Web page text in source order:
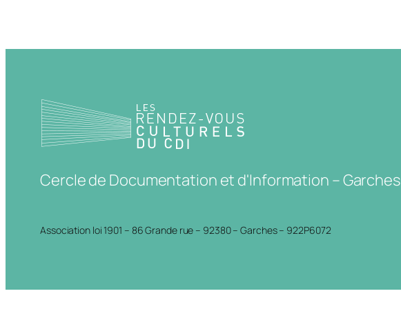
Cercle de Documentation et d'Information – Garches
Association loi 1901 – 86 Grande rue – 92380 – Garches – 922P6072